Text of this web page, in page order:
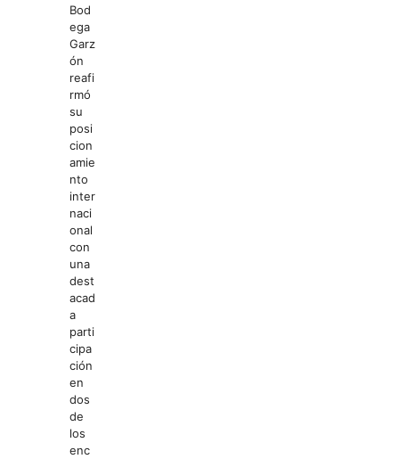
Bod
ega
Garz
ón
reafi
rmó
su
posi
cion
amie
nto
inter
naci
onal
con
una
dest
acad
a
parti
cipa
ción
en
dos
de
los
enc